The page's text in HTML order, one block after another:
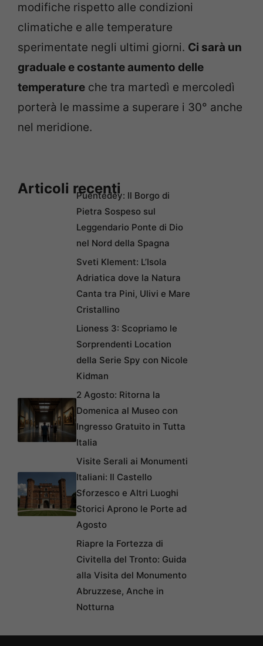
modifiche rispetto alle condizioni
climatiche e alle temperature
sperimentate negli ultimi giorni. Ci sarà un
graduale e costante aumento delle
temperature che tra martedì e mercoledì
porterà le massime a superare i 30° anche
nel meridione.
Articoli recentiPuentedey: Il Borgo di
Pietra Sospeso sul
Leggendario Ponte di Dio
nel Nord della Spagna
Sveti Klement: L’Isola
Adriatica dove la Natura
Canta tra Pini, Ulivi e Mare
Cristallino
Lioness 3: Scopriamo le
Sorprendenti Location
della Serie Spy con Nicole
Kidman
2 Agosto: Ritorna la
Domenica al Museo con
Ingresso Gratuito in Tutta
Italia
Visite Serali ai Monumenti
Italiani: Il Castello
Sforzesco e Altri Luoghi
Storici Aprono le Porte ad
Agosto
Riapre la Fortezza di
Civitella del Tronto: Guida
alla Visita del Monumento
Abruzzese, Anche in
Notturna